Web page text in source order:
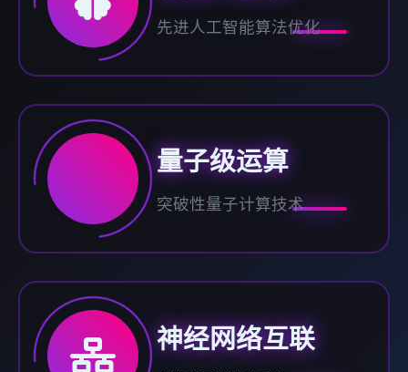
先进人工智能算法优化
量子级运算
突破性量子计算技术
神经网络互联